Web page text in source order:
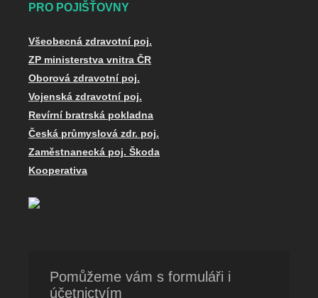
PRO POJIŠŤOVNY
Všeobecná zdravotní poj.
ZP ministerstva vnitra ČR
Oborová zdravotní poj.
Vojenská zdravotní poj.
Revírní bratrská pokladna
Česká průmyslová zdr. poj.
Zaměstnanecká poj. Škoda
Kooperativa
Pomůžeme vám s formuláři i
účetnictvím